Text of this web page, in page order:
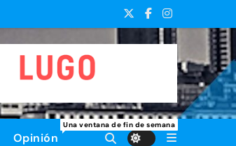
Opinión
Una ventana de fin de semana